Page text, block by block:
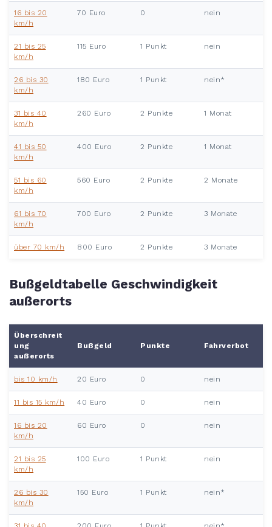
16 bis 20
km/h
70 Euro 0 nein
21 bis 25
km/h
115 Euro 1 Punkt nein
26 bis 30
km/h
180 Euro 1 Punkt nein*
31 bis 40
km/h
260 Euro 2 Punkte 1 Monat
41 bis 50
km/h
400 Euro 2 Punkte 1 Monat
51 bis 60
km/h
560 Euro 2 Punkte 2 Monate
61 bis 70
km/h
700 Euro 2 Punkte 3 Monate
über 70 km/h 800 Euro 2 Punkte 3 Monate
Bußgeldtabelle Geschwindigkeit
außerorts
Überschreit
ung
außerorts
Bußgeld Punkte Fahrverbot
bis 10 km/h 20 Euro 0 nein
11 bis 15 km/h 40 Euro 0 nein
16 bis 20
km/h
60 Euro 0 nein
21 bis 25
km/h
100 Euro 1 Punkt nein
26 bis 30
km/h
150 Euro 1 Punkt nein*